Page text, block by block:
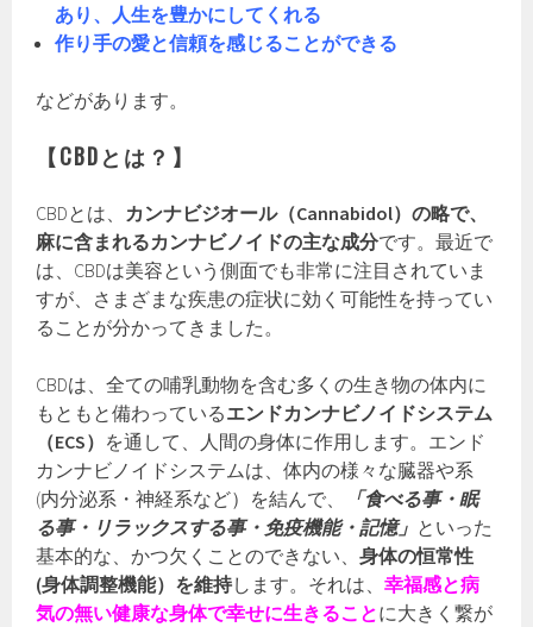
あり、人生を豊かにしてくれる
作り手の愛と信頼を感じることができる
などがあります。
【CBDとは？】
CBDとは、 カンナビジオール（Cannabidol）の略で、
麻に含まれるカンナビノイドの主な成分です。最近で
は、CBDは美容という側面でも非常に注目されていま
すが、さまざまな疾患の症状に効く可能性を持ってい
ることが分かってきました。
CBDは、全ての哺乳動物を含む多くの生き物の体内に
もともと備わっているエンドカンナビノイドシステム
（ECS） を通して、人間の身体に作用します。エンド
カンナビノイドシステムは、体内の様々な臓器や系
(内分泌系・神経系など）を結んで、
「食べる事・眠
る事・リラックスする事・免疫機能・記憶」 といった
基本的な、かつ欠くことのできない、身体の恒常性
(身体調整機能）を維持します。それは、幸福感と病
気の無い健康な身体で幸せに生きることに大きく繋が